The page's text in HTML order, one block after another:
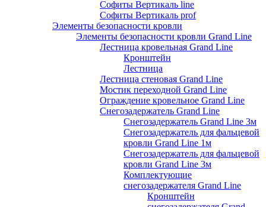
Софиты Вертикаль line
Софиты Вертикаль prof
Элементы безопасности кровли
Элементы безопасности кровли Grand Line
Лестница кровельная Grand Line
Кронштейн
Лестница
Лестница стеновая Grand Line
Мостик переходной Grand Line
Ограждение кровельное Grand Line
Снегозадержатель Grand Line
Снегозадержатель Grand Line 3м
Снегозадержатель для фальцевой
кровли Grand Line 1м
Снегозадержатель для фальцевой
кровли Grand Line 3м
Комплектующие
снегозадержателя Grand Line
Кронштейн